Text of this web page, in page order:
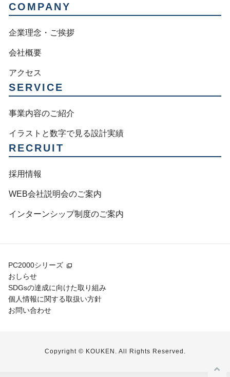
送
り
COMPANY
企業理念・ご挨拶
会社概要
アクセス
SERVICE
事業内容のご紹介
イラストと数字で見る設計実績
RECRUIT
採用情報
WEB会社説明会のご案内
インターンシップ制度のご案内
PC2000シリーズ
おしらせ
SDGsの達成に向けた取り組み
個人情報に関する取扱い方針
お問い合わせ
Copyright © KOUKEN. All Rights Reserved.